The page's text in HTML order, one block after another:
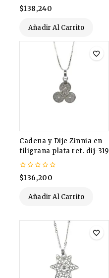
0
de
$138,240
Añadir Al Carrito
Cadena y Dije Zinnia en
filigrana plata ref. dij-319
0
de
$136,200
Añadir Al Carrito